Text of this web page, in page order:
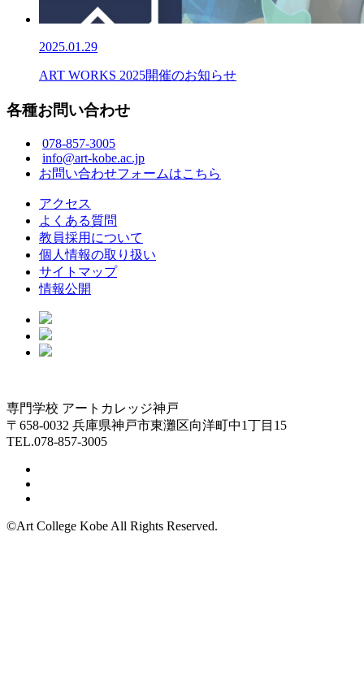
2025.01.29
ART WORKS 2025開催のお知らせ
各種お問い合わせ
078-857-3005
info@art-kobe.ac.jp
お問い合わせフォームはこちら
アクセス
よくある質問
教員採用について
個人情報の取り扱い
サイトマップ
情報公開
専門学校 アートカレッジ神戸
〒658-0032 兵庫県神戸市東灘区向洋町中1丁目15
TEL.078-857-3005
©Art College Kobe All Rights Reserved.